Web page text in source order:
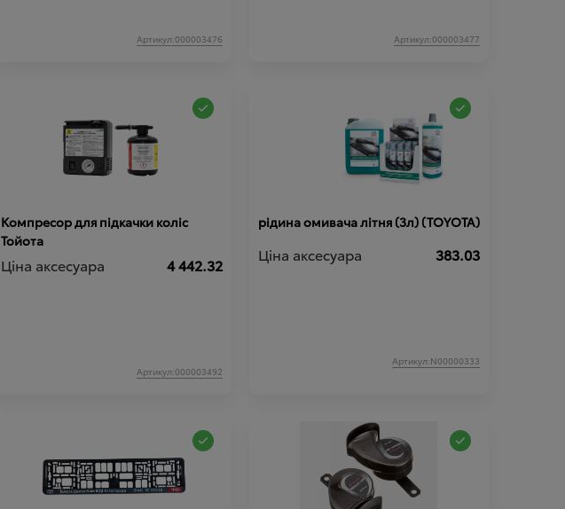
Артикул:000003476 Артикул:000003477
Компресор для підкачки коліс
Тойота
Ціна аксесуара 4 442.32
Артикул:000003492
рідина омивача літня (3л) (TOYOTA)
Ціна аксесуара 383.03
Артикул:N00000333